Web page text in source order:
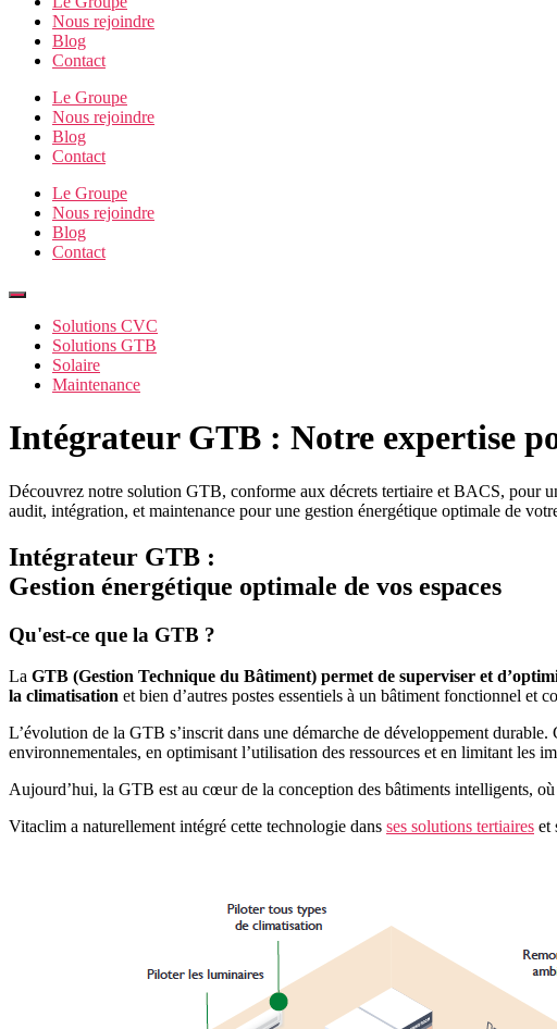
Nous rejoindre
Blog
Contact
Le Groupe
Nous rejoindre
Blog
Contact
Le Groupe
Nous rejoindre
Blog
Contact
Solutions CVC
Solutions GTB
Solaire
Maintenance
Intégrateur GTB : Notre expertise
Découvrez notre solution GTB, conforme aux décrets tertiaire et BACS, pour
audit, intégration, et maintenance pour une gestion énergétique optimale de
Intégrateur GTB :
Gestion énergétique optimale de vos espaces
Qu'est-ce que la GTB ?
La GTB (Gestion Technique du Bâtiment) permet de superviser et
la climatisation et bien d’autres postes essentiels à un bâtiment fonctionnel et
L’évolution de la GTB s’inscrit dans une démarche de développement
environnementales, en optimisant l’utilisation des ressources et en limitant les
Aujourd’hui, la GTB est au cœur de la conception des bâtiments intelligents,
Vitaclim a naturellement intégré cette technologie dans ses solutions tertiaires et